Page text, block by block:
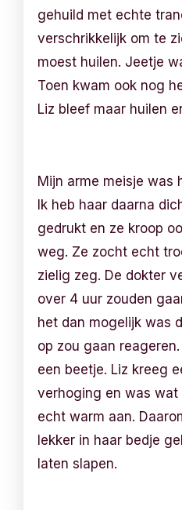
gehuild met echte
verschrikkelijk om te
moest huilen. Jeetje
Toen kwam ook nog
Liz bleef maar huilen
Mijn arme meisje was
Ik heb haar daarna
gedrukt en ze kroop
weg. Ze zocht echt
zielig zeg. De dokter
over 4 uur zouden
het dan mogelijk was
op zou gaan
een beetje. Liz kreeg
verhoging en was wat
echt warm aan.
lekker in haar bedje
laten slapen.